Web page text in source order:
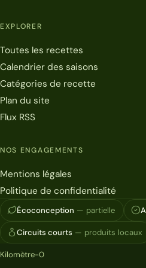
EXPLORER
Toutes les recettes
Calendrier des saisons
Catégories de recette
Plan du site
Flux RSS
NOS ENGAGEMENTS
Mentions légales
Politique de confidentialité
Écoconception — partielle
Circuits courts — produits locaux
Kilomètre-0